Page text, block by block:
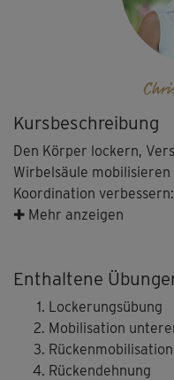
Kursbeschreibung
Den Körper lockern,
Wirbelsäule
Koordination
machen fit für einen
Hebamme Christine
Sportwissenschaftler
entwickelt, das
Alltag mit mehr Kraft
✚ Mehr anzeigen
Enthaltene
Lockerungsübung
Mobilisation
Rückenmobilisation
Rückendehnung